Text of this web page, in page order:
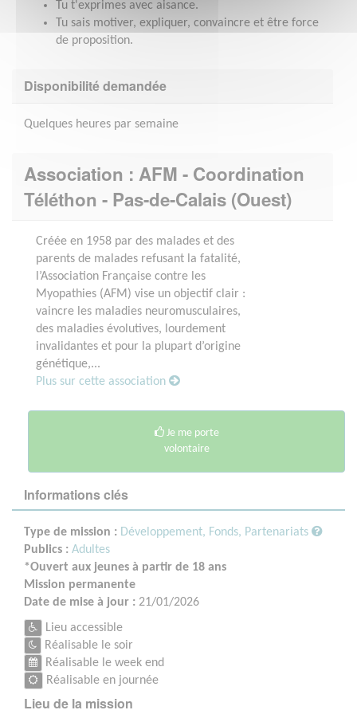
Tu t'exprimes avec aisance.
Tu sais motiver, expliquer, convaincre et être force
de proposition.
Disponibilité demandée
Quelques heures par semaine
Association : AFM - Coordination
Téléthon - Pas-de-Calais (Ouest)
Créée en 1958 par des malades et des
parents de malades refusant la fatalité,
l’Association Française contre les
Myopathies (AFM) vise un objectif clair :
vaincre les maladies neuromusculaires,
des maladies évolutives, lourdement
invalidantes et pour la plupart d’origine
génétique,...
Plus sur cette association
Je me porte
volontaire
Informations clés
Type de mission : Développement, Fonds, Partenariats
Publics : Adultes
*Ouvert aux jeunes à partir de 18 ans
Mission permanente
Date de mise à jour : 21/01/2026
Lieu accessible
Réalisable le soir
Réalisable le week end
Réalisable en journée
Lieu de la mission